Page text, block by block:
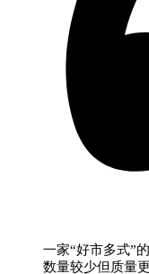
一家“好市多式”
数量较少但质量